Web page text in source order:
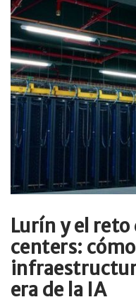
Lurín y el reto
centers:
era de la IA